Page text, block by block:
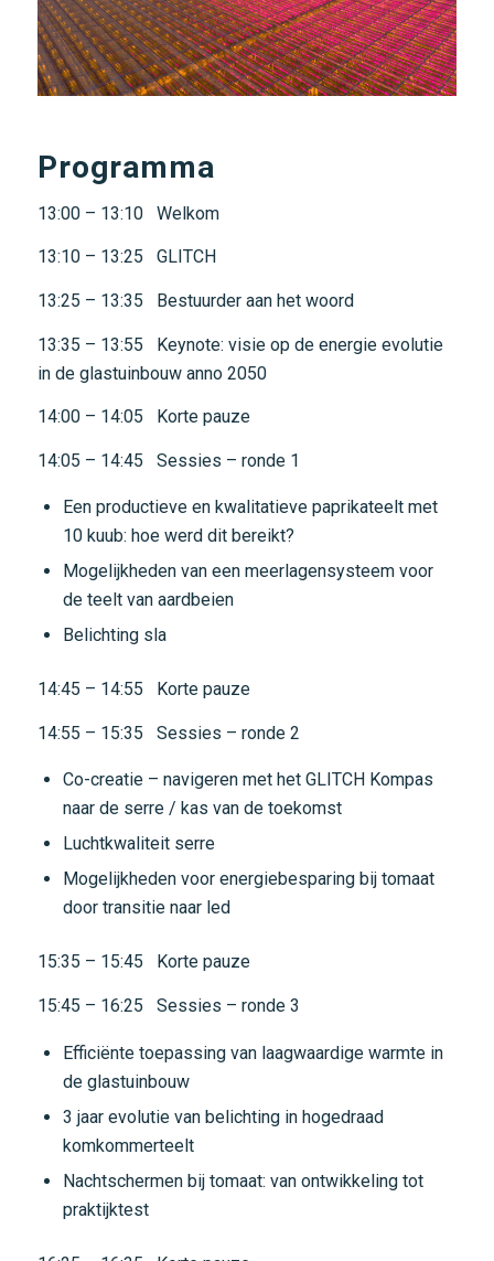
Programma
13:00 – 13:10 Welkom
13:10 – 13:25 GLITCH
13:25 – 13:35 Bestuurder aan het woord
13:35 – 13:55 Keynote: visie op de energie evolutie
in de glastuinbouw anno 2050
14:00 – 14:05 Korte pauze
14:05 – 14:45 Sessies – ronde 1
Een productieve en kwalitatieve paprikateelt met
10 kuub: hoe werd dit bereikt?
Mogelijkheden van een meerlagensysteem voor
de teelt van aardbeien
Belichting sla
14:45 – 14:55 Korte pauze
14:55 – 15:35 Sessies – ronde 2
Co-creatie – navigeren met het GLITCH Kompas
naar de serre / kas van de toekomst
Luchtkwaliteit serre
Mogelijkheden voor energiebesparing bij tomaat
door transitie naar led
15:35 – 15:45 Korte pauze
15:45 – 16:25 Sessies – ronde 3
Efficiënte toepassing van laagwaardige warmte in
de glastuinbouw
3 jaar evolutie van belichting in hogedraad
komkommerteelt
Nachtschermen bij tomaat: van ontwikkeling tot
praktijktest